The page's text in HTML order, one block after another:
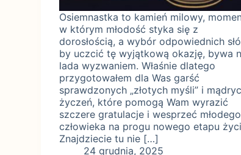
Osiemnastka to kamień milowy,
w którym młodość styka się z
dorosłością, a wybór odpowiednich
by uczcić tę wyjątkową okazję, bywa
lada wyzwaniem. Właśnie dlatego
przygotowałem dla Was garść
sprawdzonych „złotych myśli” i
życzeń, które pomogą Wam wyrazić
szczere gratulacje i wesprzeć młodego
człowieka na progu nowego etapu
Znajdziecie tu nie […]
24 grudnia, 2025